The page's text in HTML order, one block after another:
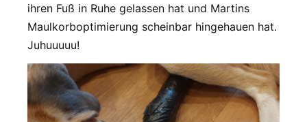
ihren Fuß in Ruhe gelassen hat und Martins
Maulkorboptimierung scheinbar hingehauen hat.
Juhuuuuu!